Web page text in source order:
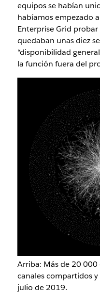
equipos se habían
habíamos empezado
Enterprise Grid
quedaban unas diez
“disponibilidad
la función fuera del
Arriba: Más de 20
canales compartidos
julio de 2019.